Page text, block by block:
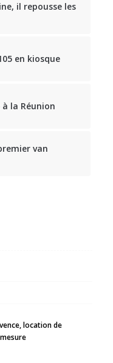
il repousse les
en kiosque
la Réunion
van
location de